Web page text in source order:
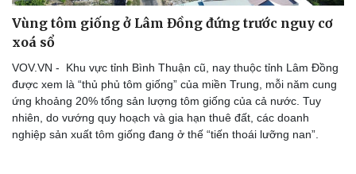
Vùng tôm giống ở Lâm Đồng đứng trước nguy cơ
xoá sổ
VOV.VN - Khu vực tỉnh Bình Thuận cũ, nay thuộc tỉnh Lâm Đồng
được xem là “thủ phủ tôm giống” của miền Trung, mỗi năm cung
ứng khoảng 20% tổng sản lượng tôm giống của cả nước. Tuy
nhiên, do vướng quy hoạch và gia hạn thuê đất, các doanh
nghiệp sản xuất tôm giống đang ở thế “tiến thoái lưỡng nan”.